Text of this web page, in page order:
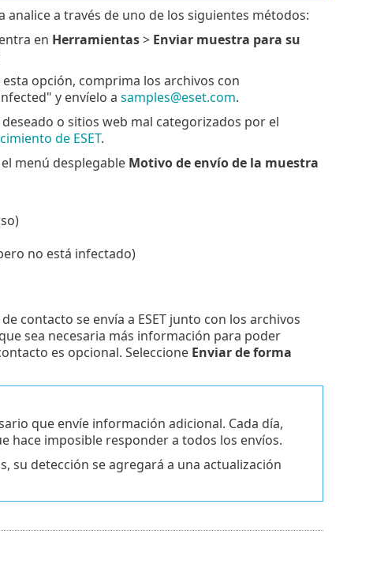
analice a través de uno de los siguientes métodos:
en Herramientas> Enviar muestra para su
opción, comprima los archivos con
y envíelo a samples@eset.com.
o sitios web mal categorizados por el
de ESET.
menú desplegable Motivo de envío de la muestra
no está infectado)
contacto se envía a ESET junto con los archivos
sea necesaria más información para poder
es opcional. Seleccione Enviar de forma
que envíe información adicional. Cada día,
hace imposible responder a todos los envíos.
su detección se agregará a una actualización